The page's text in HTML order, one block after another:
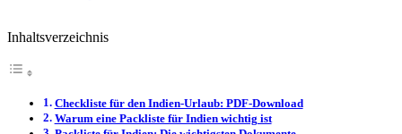
Inhaltsverzeichnis
Checkliste für den Indien-Urlaub: PDF-Download
Warum eine Packliste für Indien wichtig ist